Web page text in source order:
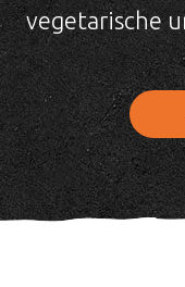
vegetarische